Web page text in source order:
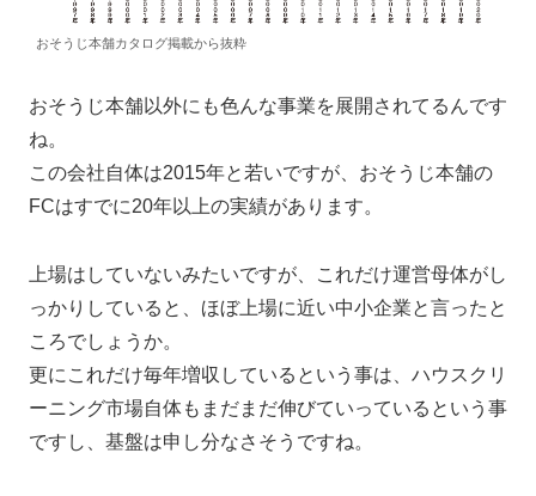
おそうじ本舗カタログ掲載から抜粋
おそうじ本舗以外にも色んな事業を展開されてるんです
ね。
この会社自体は2015年と若いですが、おそうじ本舗の
FCはすでに20年以上の実績があります。
上場はしていないみたいですが、これだけ運営母体がし
っかりしていると、ほぼ上場に近い中小企業と言ったと
ころでしょうか。
更にこれだけ毎年増収しているという事は、ハウスクリ
ーニング市場自体もまだまだ伸びていっているという事
ですし、基盤は申し分なさそうですね。